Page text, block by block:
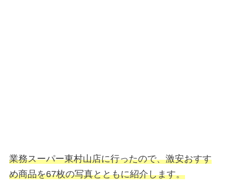
業務スーパー東村山店に行ったので、激安おすす
め商品を67枚の写真とともに紹介します。